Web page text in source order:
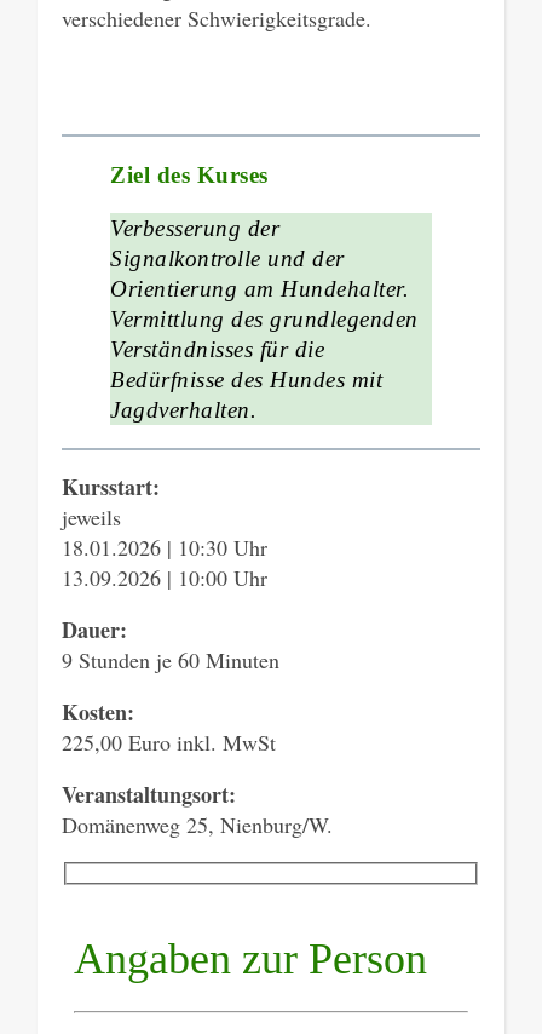
verschiedener Schwierigkeitsgrade.
Ziel des Kurses
Verbesserung der
Signalkontrolle und der
Orientierung am Hundehalter.
Vermittlung des grundlegenden
Verständnisses für die
Bedürfnisse des Hundes mit
Jagdverhalten.
Kursstart:
jeweils
18.01.2026 | 10:30 Uhr
13.09.2026 | 10:00 Uhr
Dauer:
9 Stunden je 60 Minuten
Kosten:
225,00 Euro inkl. MwSt
Veranstaltungsort:
Domänenweg 25, Nienburg/W.
Angaben zur Person